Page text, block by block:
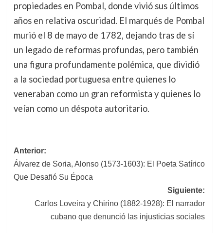
propiedades en Pombal, donde vivió sus últimos
años en relativa oscuridad. El marqués de Pombal
murió el 8 de mayo de 1782, dejando tras de sí
un legado de reformas profundas, pero también
una figura profundamente polémica, que dividió
a la sociedad portuguesa entre quienes lo
veneraban como un gran reformista y quienes lo
veían como un déspota autoritario.
Navegación
de
entradas
Anterior:
Álvarez de Soria, Alonso (1573-1603): El Poeta Satírico
Que Desafió Su Época
Siguiente:
Carlos Loveira y Chirino (1882-1928): El narrador
cubano que denunció las injusticias sociales